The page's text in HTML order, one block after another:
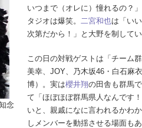
念
いつまで（オレに）憧れるの？
タジオは爆笑。 二宮和也は「い
次第だから！」と大野を制してい
この日の対戦ゲストは「チーム
美幸、JOY、乃木坂46・白石麻
博）。実は櫻井翔の田舎も群馬
て「ほぼほぼ群馬県人なんです
いと、親戚になに言われるかわ
しメンバーを動揺させる場面もあ